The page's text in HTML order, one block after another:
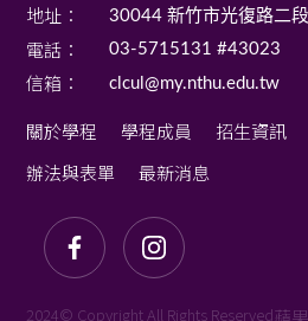
地址： 30044 新竹市光復路二
電話： 03-5715131 #43023
信箱： clcul@my.nthu.edu.tw
關於學程 學程成員 招生資訊
辦法與表單
最新消息
2024© Copyright All Rights Reserved